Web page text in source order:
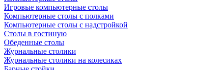
Игровые компьютерные столы
Компьютерные столы с полками
Компьютерные столы с надстройкой
Столы в гостиную
Обеденные столы
Журнальные столики
Журнальные столики на колесиках